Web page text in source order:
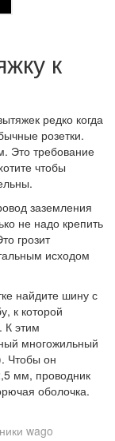
к
редко когда
розетки.
Это требование
чтобы
заземления
не надо крепить
грозит
исходом
найдите шину с
к которой
К этим
многожильный
Чтобы он
мм, проводник
оболочка.
wago